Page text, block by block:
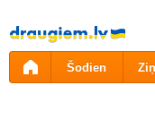
Pāriet
uz
saturu
Šodien